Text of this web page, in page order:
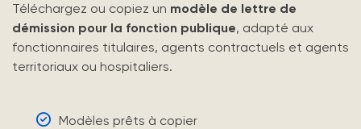
Téléchargez ou copiez un modèle de lettre de
démission pour la fonction publique, adapté aux
fonctionnaires titulaires, agents contractuels et agents
territoriaux ou hospitaliers.
Modèles prêts à copier